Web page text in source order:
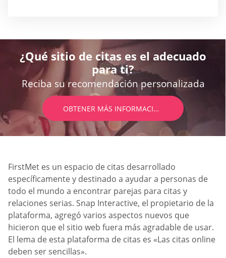
¿Qué sitio de citas es el adecuado
para ti?
Reciba su recomendación personalizada
OBTENER MÁS INFORMACIÓN
FirstMet es un espacio de citas desarrollado
específicamente y destinado a ayudar a personas de
todo el mundo a encontrar parejas para citas y
relaciones serias. Snap Interactive, el propietario de la
plataforma, agregó varios aspectos nuevos que
hicieron que el sitio web fuera más agradable de usar.
El lema de esta plataforma de citas es «Las citas online
deben ser sencillas».